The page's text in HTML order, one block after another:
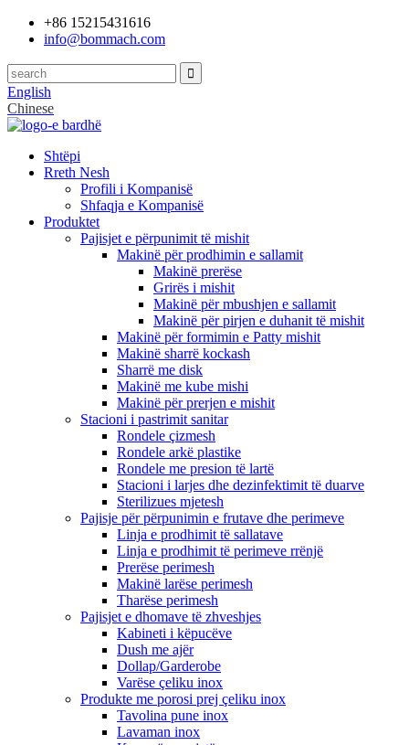
+86 15215431616
info@bommach.com
English
Chinese
Shtëpi
Rreth Nesh
Profili i Kompanisë
Shfaqja e Kompanisë
Produktet
Pajisjet e përpunimit të mishit
Makinë për prodhimin e sallamit
Makinë prerëse
Grirës i mishit
Makinë për mbushjen e sallamit
Makinë për pirjen e duhanit të mishit
Makinë për formimin e Patty mishit
Makinë sharrë kockash
Sharrë me disk
Makinë me kube mishi
Makinë për prerjen e mishit
Stacioni i pastrimit sanitar
Rondele çizmesh
Rondele arkë plastike
Rondele me presion të lartë
Stacioni i larjes dhe dezinfektimit të duarve
Sterilizues mjetesh
Pajisje për përpunimin e frutave dhe perimeve
Linja e prodhimit të sallatave
Linja e prodhimit të perimeve rrënjë
Prerëse perimesh
Makinë larëse perimesh
Tharëse perimesh
Pajisjet e dhomave të zhveshjes
Kabineti i këpucëve
Dush me ajër
Dollap/Garderobe
Varëse çeliku inox
Produkte me porosi prej çeliku inox
Tavolina pune inox
Lavaman inox